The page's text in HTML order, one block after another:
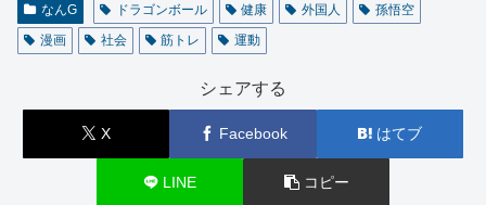
なんG ドラゴンボール 健康 外国人
孫悟空
漫画
社会 筋トレ 運動
シェアする
X Facebook はてブ
LINE コピー